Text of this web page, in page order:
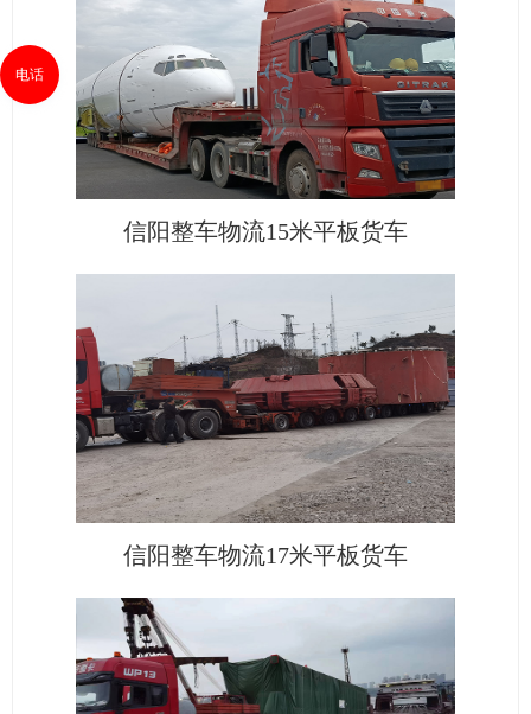
信阳整车物流15米平板货车
信阳整车物流17米平板货车
电话